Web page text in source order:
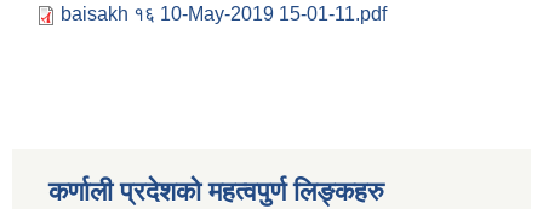
baisakh १६ 10-May-2019 15-01-11.pdf
कर्णाली प्रदेशको महत्वपुर्ण लिङ्कहरु